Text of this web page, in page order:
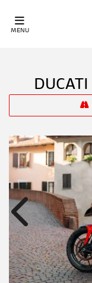
MENU
DUCATI
Anterior